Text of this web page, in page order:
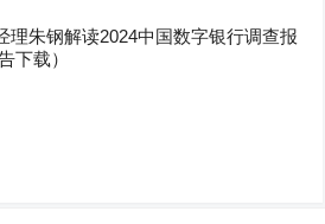
理朱钢解读2024中国数字银行调查报
下载）